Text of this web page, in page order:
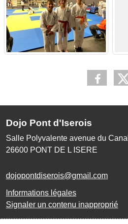
Dojo Pont d'Iserois
Salle Polyvalente avenue du Canal
26600 PONT DE L ISERE
dojopontdiserois@gmail.com
Informations légales
Signaler un contenu inapproprié